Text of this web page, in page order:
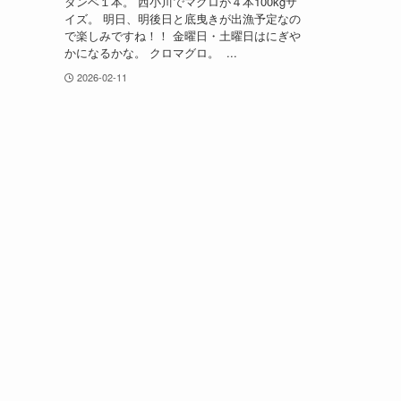
イズ。 明日、明後日と底曳きが出漁予定なの
で楽しみですね！！ 金曜日・土曜日はにぎや
かになるかな。 クロマグロ。 ...
2026-02-11